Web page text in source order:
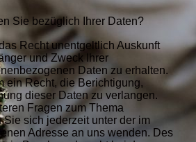
Sie bezüglich Ihrer Daten?
Recht unentgeltlich Auskunft
und Zweck Ihrer
Daten zu erhalten.
ein Recht, die Berichtigung,
dieser Daten zu verlangen.
Fragen zum Thema
sich jederzeit unter der im
Adresse an uns wenden. Des